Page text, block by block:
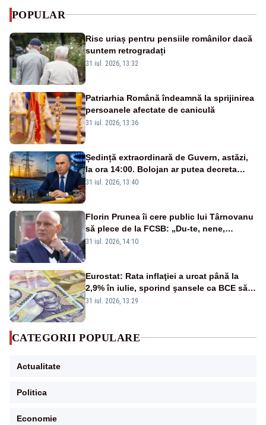
POPULAR
Risc uriaș pentru pensiile românilor dacă
suntem retrogradați
31 iul. 2026, 13:32
Patriarhia Română îndeamnă la sprijinirea
persoanele afectate de caniculă
31 iul. 2026, 13:36
Ședință extraordinară de Guvern, astăzi,
la ora 14:00. Bolojan ar putea decreta
stare de urgență energetică
31 iul. 2026, 13:40
Florin Prunea îi cere public lui Târnovanu
să plece de la FCSB: „Du-te, nene,
învârtindu-te!”
31 iul. 2026, 14:10
Eurostat: Rata inflaţiei a urcat până la
2,9% în iulie, sporind şansele ca BCE să
majoreze dobânda
31 iul. 2026, 13:29
CATEGORII POPULARE
Actualitate
Politica
Economie